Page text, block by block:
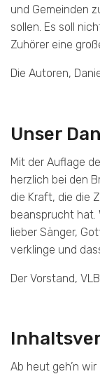
und Gemeinden
sollen. Es soll
Zuhörer eine
Die Autoren,
Unser
Mit der Auflage
herzlich bei den
die Kraft, die die
beansprucht hat.
lieber Sänger,
verklinge und
Der Vorstand, VLB
Ab heut geh’n